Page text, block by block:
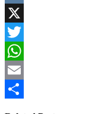
VK
X
Twitter
WhatsApp
Email